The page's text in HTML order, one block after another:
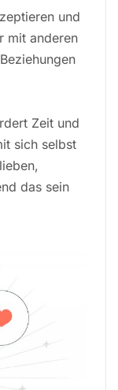
und
mit anderen
Zeit und
sich selbst
das sein